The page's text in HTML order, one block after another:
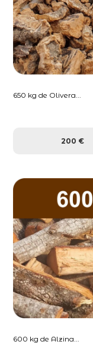
650 kg de Olivera...
200 €
600 kg de Alzina...